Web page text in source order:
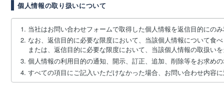
個人情報の取り扱いについて
当社はお問い合わせフォームで取得した個人情報を返信目的にの
なお、返信目的に必要な限度において、当該個人情報について食
または、返信目的に必要な限度において、当該個人情報の取扱い
個人情報の利用目的の通知、開示、訂正、追加、削除等をお求め
すべての項目にご記入いただけなかった場合、お問い合わせ内容